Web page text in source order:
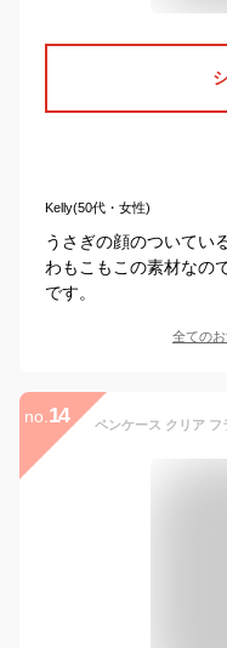
Kelly(50代・女性)
うさぎの顔のついてい
わもこもこの素材なの
です。
全ての
no. 14